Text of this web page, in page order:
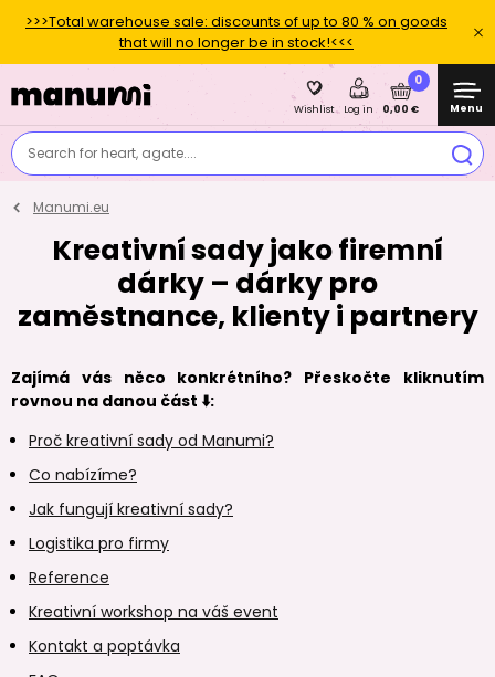
>>>Total warehouse sale: discounts of up to 80 % on goods
that will no longer be in stock!<<<
Search for heart, agate....
Wishlist Log in
0
0,00 € Menu
Manumi.eu
Kreativní sady jako firemní
dárky – dárky pro
zaměstnance, klienty i partnery
Zajímá vás něco konkrétního? Přeskočte kliknutím
rovnou na danou část ⬇️:
Proč kreativní sady od Manumi?
Co nabízíme?
Jak fungují kreativní sady?
Logistika pro firmy
Reference
Kreativní workshop na váš event
Kontakt a poptávka